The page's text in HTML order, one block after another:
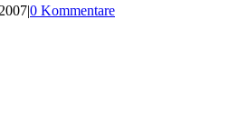
|0 Kommentare